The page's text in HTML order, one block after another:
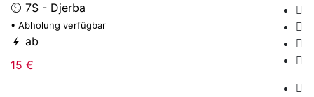
7S - Djerba
• Abholung verfügbar
ab
15 €